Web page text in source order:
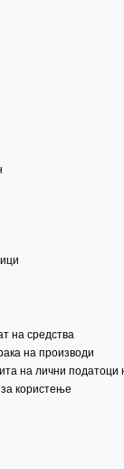
на средства
на производи
на лични податоци
користење